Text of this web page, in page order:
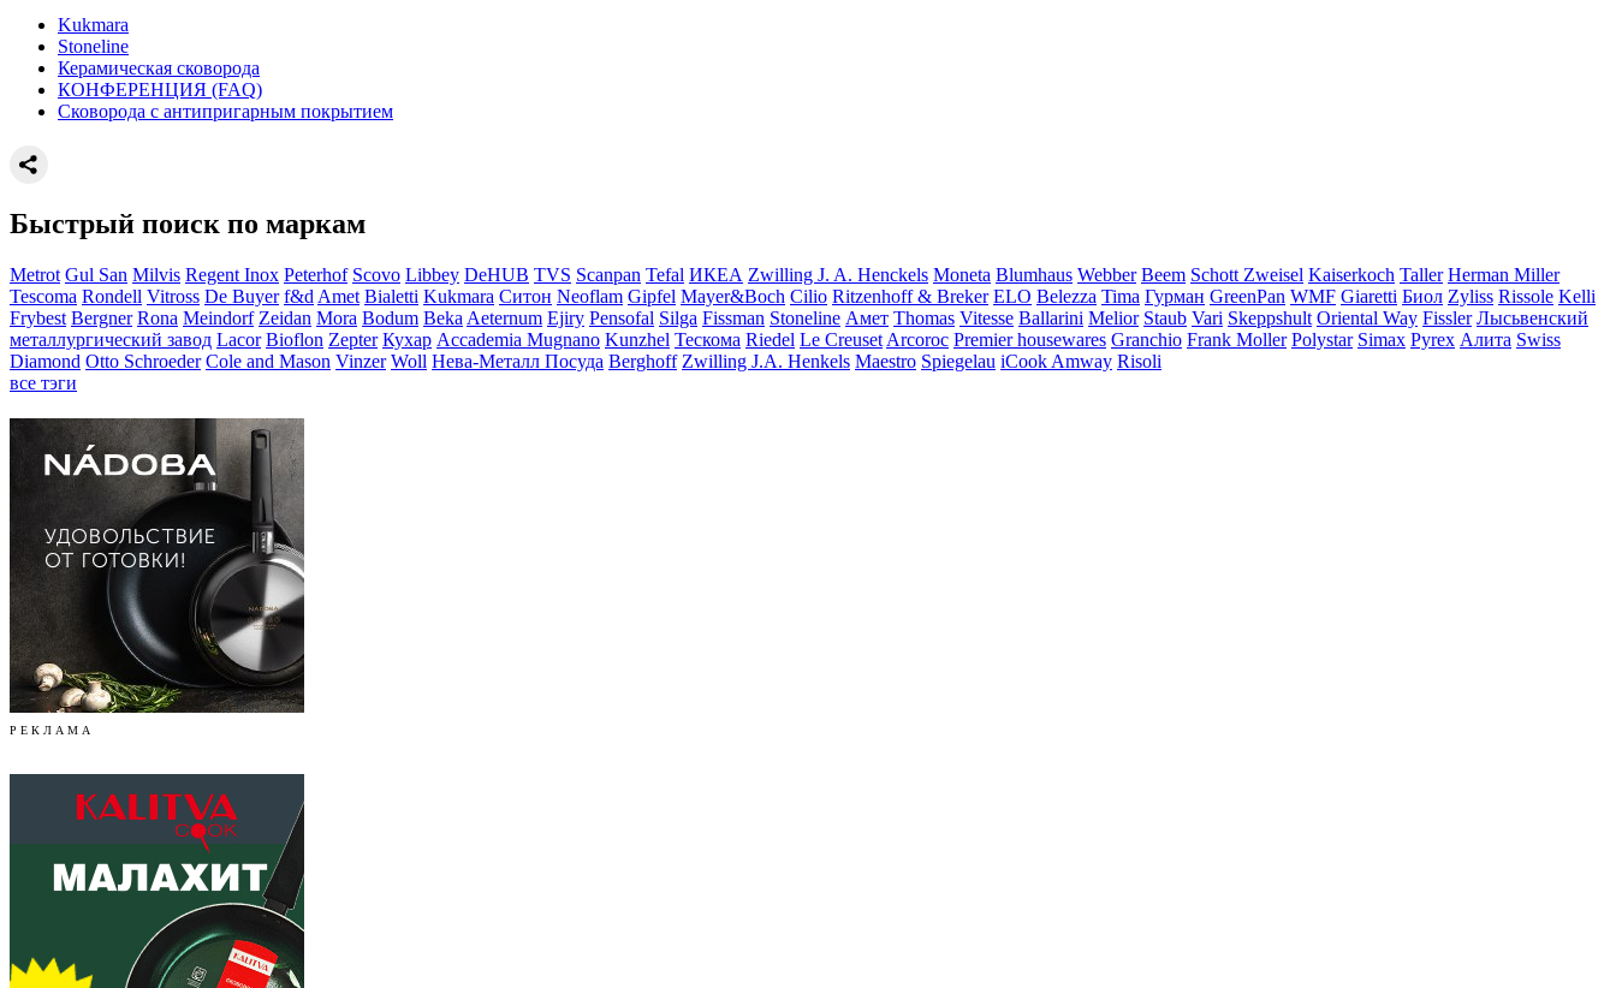
Kukmara
Stoneline
Керамическая сковорода
КОНФЕРЕНЦИЯ (FAQ)
Сковорода с антипригарным покрытием
Быстрый поиск по маркам
Metrot Gul San Milvis Regent Inox Peterhof Scovo Libbey DeHUB TVS Scanpan Tefal ИКЕА Zwilling J. A. Henckels Moneta Blumhaus Webber Beem Schott Zweisel Kaiserkoch Taller Herman Miller
Tescoma Rondell Vitross De Buyer f&d Amet Bialetti Kukmara Ситон Neoflam Gipfel Mayer&Boch Cilio Ritzenhoff & Breker ELO Belezza Tima Гурман GreenPan WMF Giaretti Биол Zyliss Rissole Kelli
Frybest Bergner Rona Meindorf Zeidan Mora Bodum Beka Aeternum Ejiry Pensofal Silga Fissman Stoneline Амет Thomas Vitesse Ballarini Melior Staub Vari Skeppshult Oriental Way Fissler Лысьвенский
металлургический завод Lacor Bioflon Zepter Кухар Accademia Mugnano Kunzhel Тескома Riedel Le Creuset Arcoroc Premier housewares Granchio Frank Moller Polystar Simax Pyrex Алита Swiss
Diamond Otto Schroeder Cole and Mason Vinzer Woll Нева-Металл Посуда Berghoff Zwilling J.A. Henkels Maestro Spiegelau iCook Amway Risoli
все тэги
Р Е К Л А М А